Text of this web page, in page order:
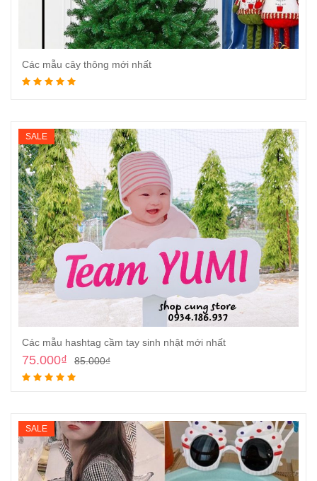
Các mẫu cây thông mới nhất
SALE
Các mẫu hashtag cầm tay sinh nhật mới nhất
85.000₫
75.000₫
SALE